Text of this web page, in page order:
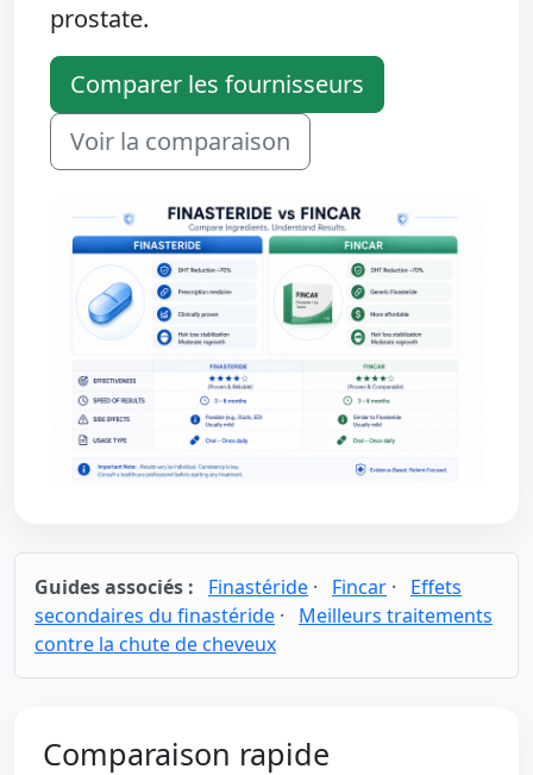
prostate.
Comparer les fournisseurs
Voir la comparaison
Guides associés : Finastéride · Fincar ·
Effets
secondaires du finastéride ·
Meilleurs traitements
contre la chute de cheveux
Comparaison rapide